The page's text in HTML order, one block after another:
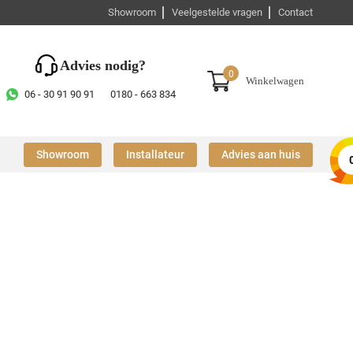
Showroom Veelgestelde vragen Contact
Advies nodig?
06 - 30 91 90 91 0180 - 663 834
0
Winkelwagen
Showroom Installateur Advies aan huis